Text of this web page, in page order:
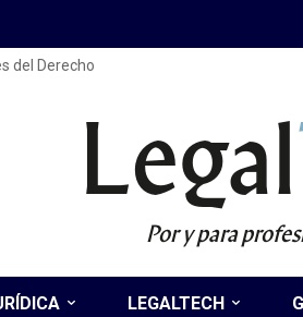
del Derecho
Legal
Por y para
LEGALTECH